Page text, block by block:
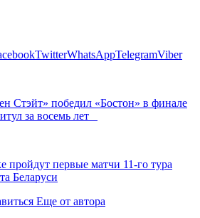
TwitterWhatsAppTelegramViber
Стэйт» победил «Бостон» в финале
за восемь лет
пройдут первые матчи 11-го тура
Беларуси
Еще от автора